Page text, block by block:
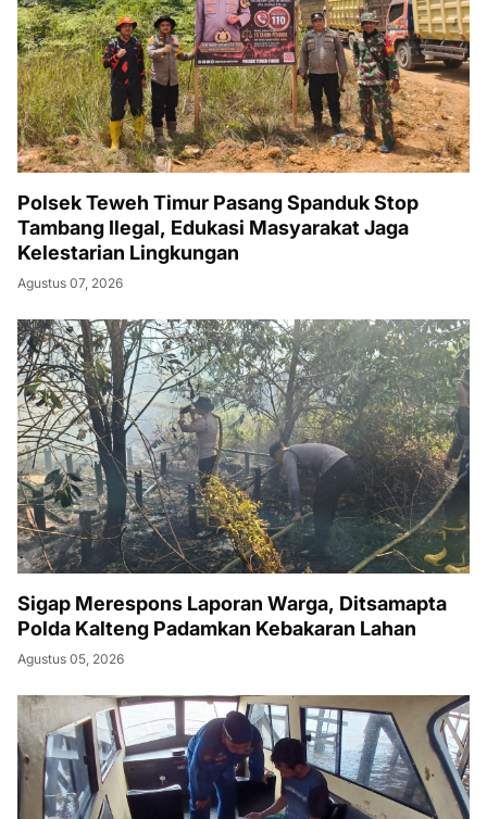
Polsek Teweh Timur Pasang Spanduk Stop
Tambang Ilegal, Edukasi Masyarakat Jaga
Kelestarian Lingkungan
Agustus 07, 2026
Sigap Merespons Laporan Warga, Ditsamapta
Polda Kalteng Padamkan Kebakaran Lahan
Agustus 05, 2026